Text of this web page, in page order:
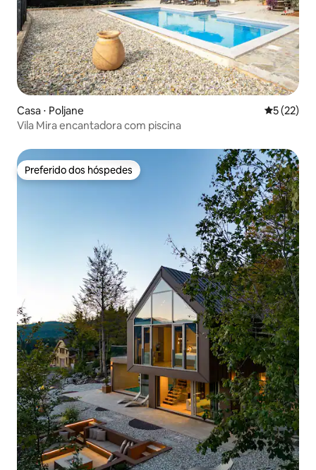
Casa ⋅ Poljane 5 de uma
5 (22)
Vila Mira encantadora com piscina
Preferido dos hóspedes
Preferido dos hóspedes